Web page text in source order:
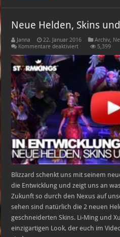
Neue Helden, Skins
Janna 22. Januar 2016 Archiv,
Kommentare deaktiviertfür
Helden,
Skins
und
Reittiere!
5,399
Blizzard schenkt uns mit seinem
die Entwicklung und zeigt uns an
Zukunft so durch den Nexus auf
sehen sind natürlich die 2 neuen
geschneiderten Skins. Li-Ming und
einzigartigen Look, der euch im